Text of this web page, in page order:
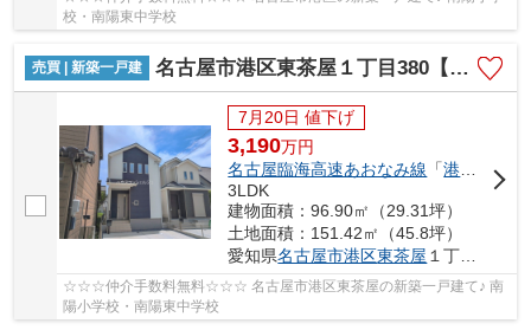
校・南陽東中学校
売買 | 新築一戸建 名古屋市港区東茶屋１丁目380【仲介手数料無料】新築一戸建て B号棟
7月20日 値下げ
3,190万円
名古屋臨海高速あおなみ線 「港北
」駅
3LDK
建物面積：96.90㎡（29.31坪）
土地面積：151.42㎡（45.8坪）
愛知県名古屋市港区東茶屋 １丁目380
☆☆☆仲介手数料無料☆☆☆ 名古屋市港区東茶屋の新築一戸建て♪ 南
陽小学校・南陽東中学校